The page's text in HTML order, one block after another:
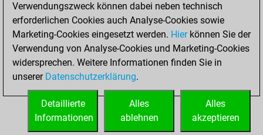
Erstickte Matts
Unterverwandlungen
0
Türme auf der siebten
0
STARTSEITE
Verwendungszweck können dabei neben technisch
erforderlichen Cookies auch Analyse-Cookies sowie
Marketing-Cookies eingesetzt werden. Hierkönnen Sie der
Verwendung von Analyse-Cookies und Marketing-Cookies
widersprechen. Weitere Informationen finden Sie in
unserer Datenschutzerklärung.
Alles
akzeptieren
Alles
ablehnen
Detaillierte
Informationen